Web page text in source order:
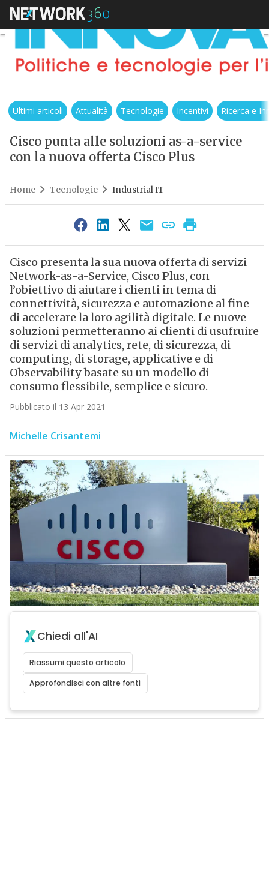
Ultimi articoli Attualità Tecnologie Incentivi Ricerca e
Cisco punta alle soluzioni as-a-service
con la nuova offerta Cisco Plus
Home Tecnologie Industrial IT
Cisco presenta la sua nuova offerta di servizi
Network-as-a-Service, Cisco Plus, con
l’obiettivo di aiutare i clienti in tema di
connettività, sicurezza e automazione al fine
di accelerare la loro agilità digitale. Le nuove
soluzioni permetteranno ai clienti di usufruire
di servizi di analytics, rete, di sicurezza, di
computing, di storage, applicative e di
Observability basate su un modello di
consumo flessibile, semplice e sicuro.
Pubblicato il 13 Apr 2021
Michelle Crisantemi
Chiedi all'AI
Riassumi questo articolo
Approfondisci con altre fonti